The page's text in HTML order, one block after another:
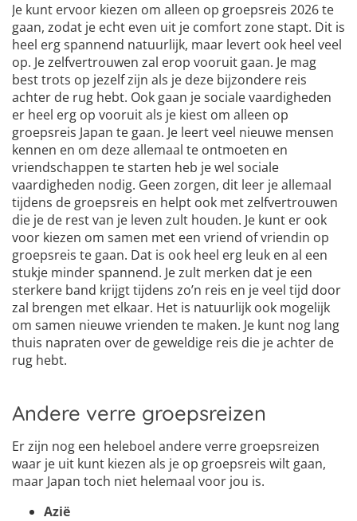
Je kunt ervoor kiezen om alleen op groepsreis 2026 te
gaan, zodat je echt even uit je comfort zone stapt. Dit is
heel erg spannend natuurlijk, maar levert ook heel veel
op. Je zelfvertrouwen zal erop vooruit gaan. Je mag
best trots op jezelf zijn als je deze bijzondere reis
achter de rug hebt. Ook gaan je sociale vaardigheden
er heel erg op vooruit als je kiest om alleen op
groepsreis Japan te gaan. Je leert veel nieuwe mensen
kennen en om deze allemaal te ontmoeten en
vriendschappen te starten heb je wel sociale
vaardigheden nodig. Geen zorgen, dit leer je allemaal
tijdens de groepsreis en helpt ook met zelfvertrouwen
die je de rest van je leven zult houden. Je kunt er ook
voor kiezen om samen met een vriend of vriendin op
groepsreis te gaan. Dat is ook heel erg leuk en al een
stukje minder spannend. Je zult merken dat je een
sterkere band krijgt tijdens zo’n reis en je veel tijd door
zal brengen met elkaar. Het is natuurlijk ook mogelijk
om samen nieuwe vrienden te maken. Je kunt nog lang
thuis napraten over de geweldige reis die je achter de
rug hebt.
Andere verre groepsreizen
Er zijn nog een heleboel andere verre groepsreizen
waar je uit kunt kiezen als je op groepsreis wilt gaan,
maar Japan toch niet helemaal voor jou is.
Azië